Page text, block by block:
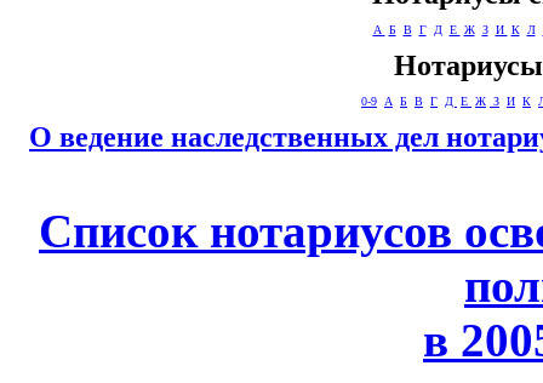
А Б В Г Д Е Ж З И К Л
0-9 А Б В Г Д Е Ж З И К
О ведение наследственных дел
Список нотариусов
в